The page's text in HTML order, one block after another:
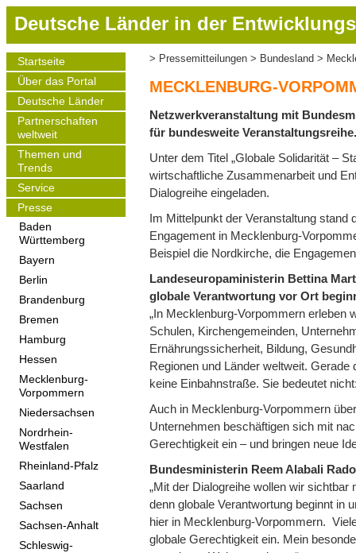
r
Deutsche Länder in der
Main
navigation
Startseite
Über das Portal
Deutsche Länder
Partnerschaften
weltweit
Themen und
Trends
Service
Presse
Baden
Württemberg
Bayern
Berlin
Brandenburg
Bremen
Hamburg
Hessen
Mecklenburg-
Vorpommern
Niedersachsen
Nordrhein-
Westfalen
Rheinland-Pfalz
Saarland
Sachsen
Sachsen-Anhalt
Schleswig-
Pfadnavigation
Pressemitteilungen Bundesland
MECKLENBURG-
Netzwerkveranstaltung mit
für bundesweite Veranstaltungsreihe.
Unter dem Titel „Globale Solidarität –
wirtschaftliche Zusammenarbeit und
Dialogreihe eingeladen.
Im Mittelpunkt der Veranstaltung stand
Engagement in Mecklenburg-
Beispiel die Nordkirche, die
Landeseuropaministerin Bettina
globale Verantwortung vor Ort
„In Mecklenburg-Vorpommern erleben
Schulen, Kirchengemeinden,
Ernährungssicherheit, Bildung,
Regionen und Länder weltweit.
keine Einbahnstraße. Sie bedeutet
Auch in Mecklenburg-Vorpommern
Unternehmen beschäftigen sich mit
Gerechtigkeit ein – und bringen neue
Bundesministerin Reem Alabali
„Mit der Dialogreihe wollen wir
denn globale Verantwortung beginnt in
hier in Mecklenburg-Vorpommern.
globale Gerechtigkeit ein. Mein